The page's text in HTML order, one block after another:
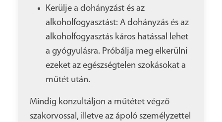
Kerülje a dohányzást és az
alkoholfogyasztást: A dohányzás és az
alkoholfogyasztás káros hatással lehet
a gyógyulásra. Próbálja meg elkerülni
ezeket az egészségtelen szokásokat a
műtét után.
Mindig konzultáljon a műtétet végző
szakorvossal, illetve az ápoló személyzettel